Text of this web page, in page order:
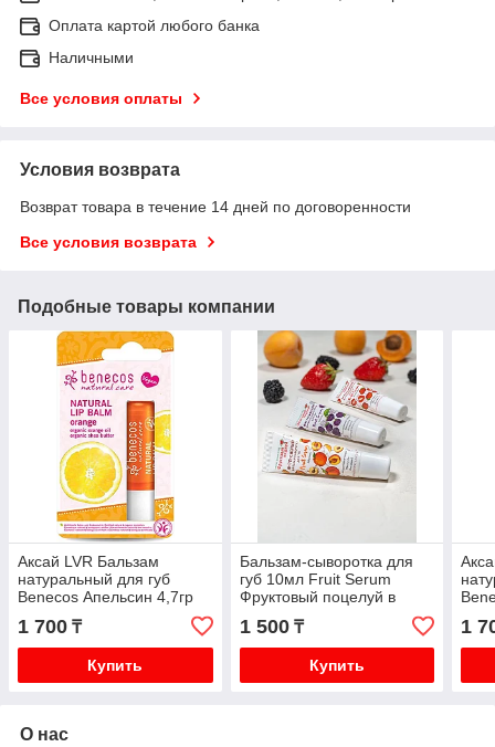
Оплата картой любого банка
Наличными
Все условия оплаты
Условия возврата
Возврат товара в течение 14 дней по договоренности
Все условия возврата
Подобные товары компании
Аксай LVR Бальзам
натуральный для губ
Benecos Апельсин 4,7гр
1 700 ₸
Купить
Бальзам-сыворотка для
губ 10мл Fruit Serum
Фруктовый поцелуй в
ассортименте
1 500₸
Купить
1
О нас